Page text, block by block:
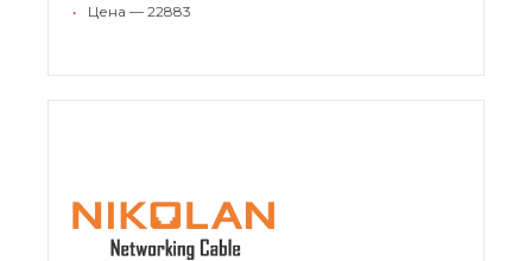
• Цена — 22883